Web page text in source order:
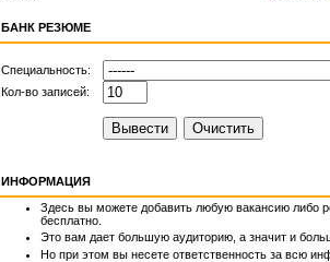
БАНК РЕЗЮМЕ
Специальность:
Кол-во записей:
ИНФОРМАЦИЯ
Здесь вы можете добавить любую вакансию либо
бесплатно.
Это вам дает большую аудиторию, а значит и
Но при этом вы несете ответственность за всю